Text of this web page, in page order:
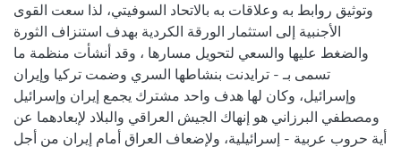
وتوثيق روابط به وعلاقات به بالاتحاد السوفيتي، لذا سعت القوى
الأجنبية إلى استثمار الورقة الكردية بهدف استنزاف الثورة
والضغط عليها والسعي لتحويل مسارها ، وقد أنشأت منظمة ما
تسمى بـ - ترايدنت بنشاطها السري وضمت تركيا وإيران
وإسرائيل، وكان لها هدف واحد مشترك يجمع إيران وإسرائيل
ومصطفي البرزاني هو إنهاك الجيش العراقي والبلاد لإبعادهما عن
أية حروب عربية - إسرائيلية، ولإضعاف العراق أمام إيران من أجل